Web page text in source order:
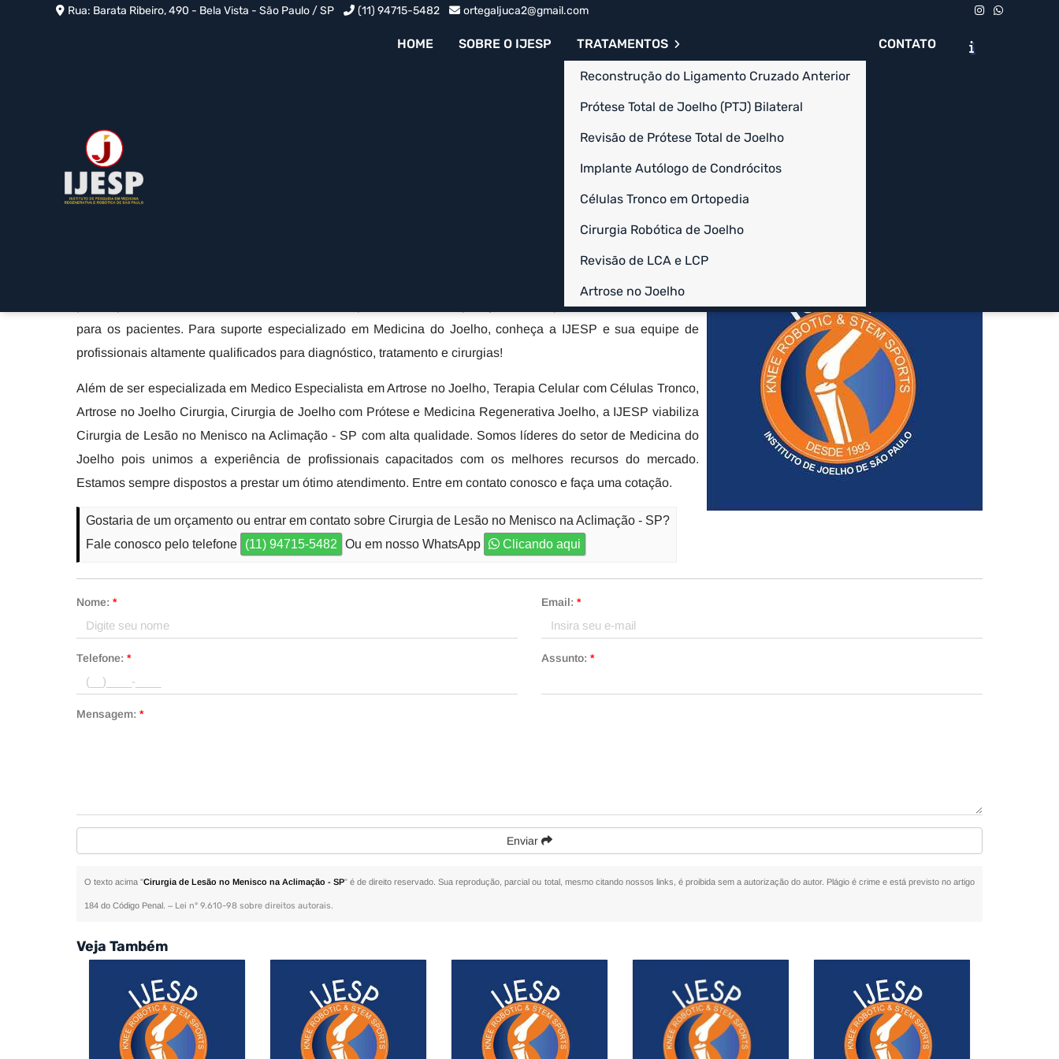
Rua: Barata Ribeiro, 490 - Bela Vista - São Paulo / SP (11) 94715-5482 ortegaljuca2@gmail.com
HOME SOBRE O IJESP TRATAMENTOS
Reconstrução do Ligamento Cruzado Anterior
Prótese Total de Joelho (PTJ) Bilateral
Revisão de Prótese Total de Joelho
Implante Autólogo de Condrócitos
Células Tronco em Ortopedia
Cirurgia Robótica de Joelho
Revisão de LCA e LCP
Artrose no Joelho
CONTATO
Cirurgia de Lesão no Menisco na
Aclimação - SP
Solicite um Orçamento
A Cirurgia de Lesão no Menisco na Aclimação - SP é realizada de forma minimamente invasiva, através da
para reparar ou remover o tecido danificado. Isso promove uma recuperação mais rápida e menos desconforto
para os pacientes. Para suporte especializado em Medicina do Joelho, conheça a IJESP e sua equipe de
profissionais altamente qualificados para diagnóstico, tratamento e cirurgias!
Além de ser especializada em Medico Especialista em Artrose no Joelho, Terapia Celular com Células Tronco,
Artrose no Joelho Cirurgia, Cirurgia de Joelho com Prótese e Medicina Regenerativa Joelho, a IJESP viabiliza
Cirurgia de Lesão no Menisco na Aclimação - SP com alta qualidade. Somos líderes do setor de Medicina do
Joelho pois unimos a experiência de profissionais capacitados com os melhores recursos do mercado.
Estamos sempre dispostos a prestar um ótimo atendimento. Entre em contato conosco e faça uma cotação.
Gostaria de um orçamento ou entrar em contato sobre Cirurgia de Lesão no Menisco na Aclimação - SP?
Fale conosco pelo telefone
(11) 94715-5482 Ou em nosso WhatsApp Clicando aqui
Nome:* Email: *
Telefone:* Assunto: *
Mensagem:*
Enviar
O texto acima "Cirurgia de Lesão no Menisco na Aclimação - SP" é de direito reservado. Sua reprodução, parcial ou total, mesmo citando nossos links, é proibida sem a autorização do autor. Plágio é crime e está previsto no artigo
184 do Código Penal. – Lei n° 9.610-98 sobre direitos autorais.
Veja Também